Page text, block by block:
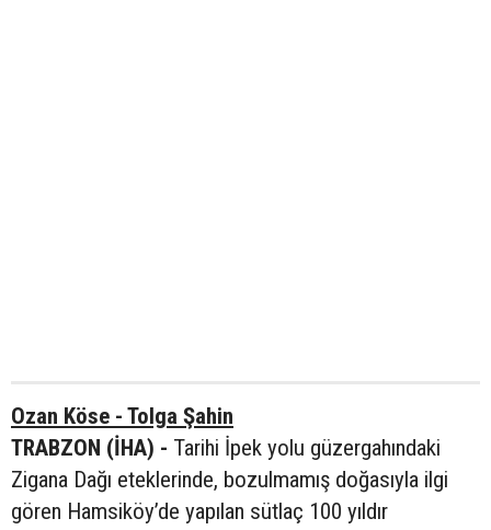
Ozan Köse - Tolga Şahin
TRABZON (İHA) - Tarihi İpek yolu güzergahındaki
Zigana Dağı eteklerinde, bozulmamış doğasıyla ilgi
gören Hamsiköy’de yapılan sütlaç 100 yıldır